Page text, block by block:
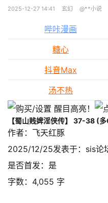
2025-12-27 14:41 玄幻 @**小说
哔咔漫画
糖心
抖音Max
汤不热
【蜀山贱婢淫侠传】 37-38 (
作者：飞天红豚
2025/12/25发表于：sis论
是否首发：是
字数：4,055 字